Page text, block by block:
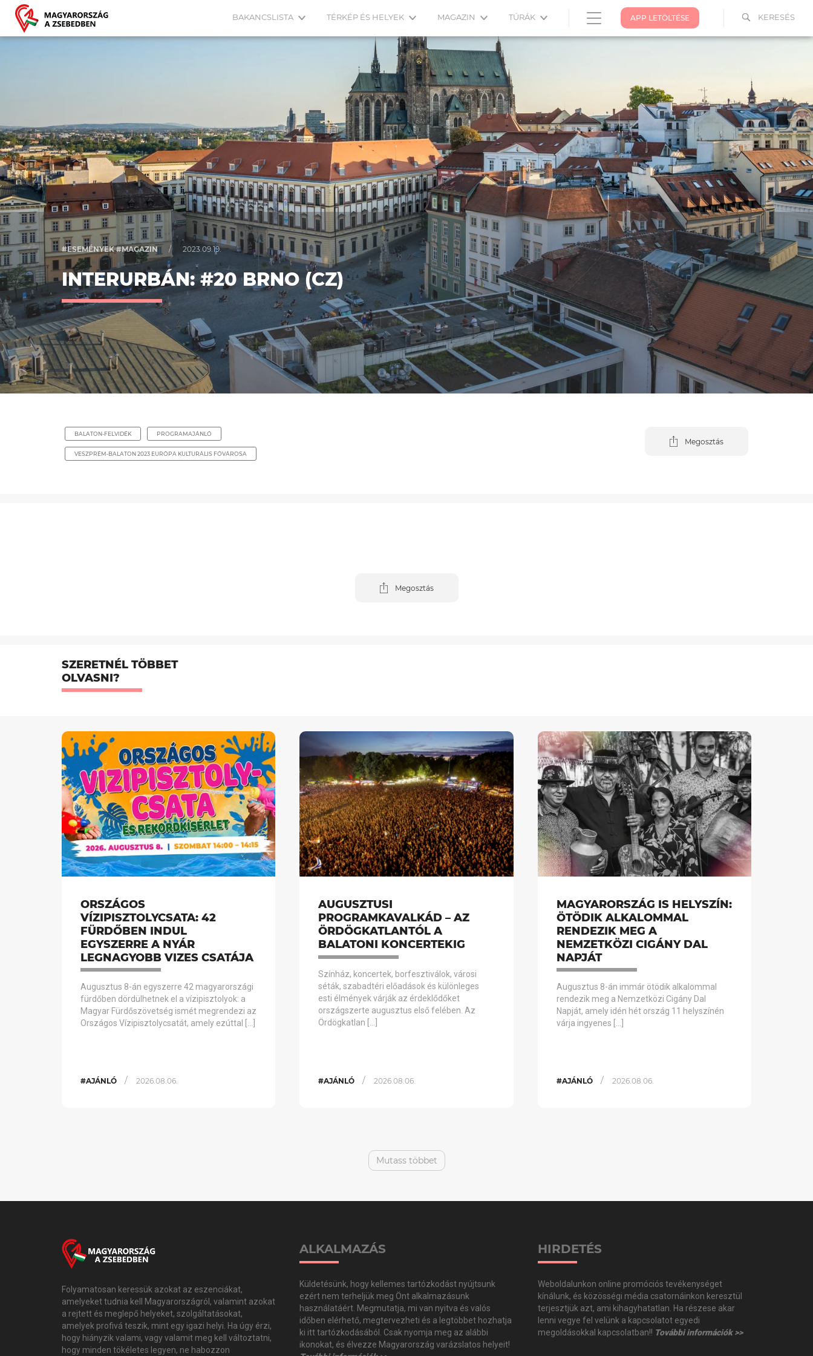
KERESÉS
APP LETÖLTÉSE
BAKANCSLISTA TÉRKÉP ÉS HELYEK MAGAZIN TÚRÁK
#ESEMÉNYEK #MAGAZIN / 2023.09.19.
INTERURBÁN: #20 BRNO (CZ)
BALATON-FELVIDÉK PROGRAMAJÁNLÓ
VESZPRÉM-BALATON 2023 EURÓPA KULTURÁLIS FŐVÁROSA
Megosztás
Megosztás
SZERETNÉL TÖBBET
OLVASNI?
ORSZÁGOS
VÍZIPISZTOLYCSATA: 42
FÜRDŐBEN INDUL
EGYSZERRE A NYÁR
LEGNAGYOBB VIZES CSATÁJA
Augusztus 8-án egyszerre 42 magyarországi
fürdőben dördülhetnek el a vízipisztolyok: a
Magyar Fürdőszövetség ismét megrendezi az
Országos Vízipisztolycsatát, amely ezúttal […]
#AJÁNLÓ / 2026.08.06.
AUGUSZTUSI
PROGRAMKAVALKÁD – AZ
ÖRDÖGKATLANTÓL A
BALATONI KONCERTEKIG
Színház, koncertek, borfesztiválok, városi
séták, szabadtéri előadások és különleges
esti élmények várják az érdeklődőket
országszerte augusztus első felében. Az
Ördögkatlan […]
#AJÁNLÓ / 2026.08.06.
MAGYARORSZÁG IS HELYSZÍN:
ÖTÖDIK ALKALOMMAL
RENDEZIK MEG A
NEMZETKÖZI CIGÁNY DAL
NAPJÁT
Augusztus 8-án immár ötödik alkalommal
rendezik meg a Nemzetközi Cigány Dal
Napját, amely idén hét ország 11 helyszínén
várja ingyenes […]
#AJÁNLÓ / 2026.08.06.
Mutass többet
Folyamatosan keressük azokat az eszenciákat,
amelyeket tudnia kell Magyarországról, valamint azokat
a rejtett és meglepő helyeket, szolgáltatásokat,
amelyek profivá teszik, mint egy igazi helyi. Ha úgy érzi,
hogy hiányzik valami, vagy valamit meg kell változtatni,
hogy minden tökéletes legyen, ne habozzon
ALKALMAZÁS
Küldetésünk, hogy kellemes tartózkodást nyújtsunk
ezért nem terheljük meg Önt alkalmazásunk
használatáért. Megmutatja, mi van nyitva és valós
időben elérhető, megtervezheti és a legtöbbet hozhatja
ki itt tartózkodásából. Csak nyomja meg az alábbi
ikonokat, és élvezze Magyarország varázslatos helyeit!
HIRDETÉS
Weboldalunkon online promóciós tevékenységet
kínálunk, és közösségi média csatornáinkon keresztül
terjesztjük azt, ami kihagyhatatlan. Ha részese akar
lenni vegye fel velünk a kapcsolatot egyedi
megoldásokkal kapcsolatban!! További információk >>